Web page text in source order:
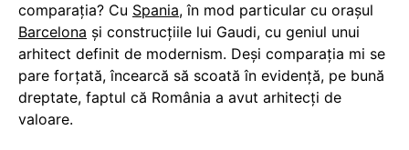
comparația? Cu Spania, în mod particular cu orașul
Barcelona și construcțiile lui Gaudi, cu geniul unui
arhitect definit de modernism. Deși comparația mi se
pare forțată, încearcă să scoată în evidență, pe bună
dreptate, faptul că România a avut arhitecți de
valoare.